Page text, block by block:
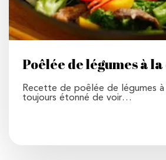
Poêlée de légumes à
Recette de poêlée de légumes à
toujours étonné de voir…